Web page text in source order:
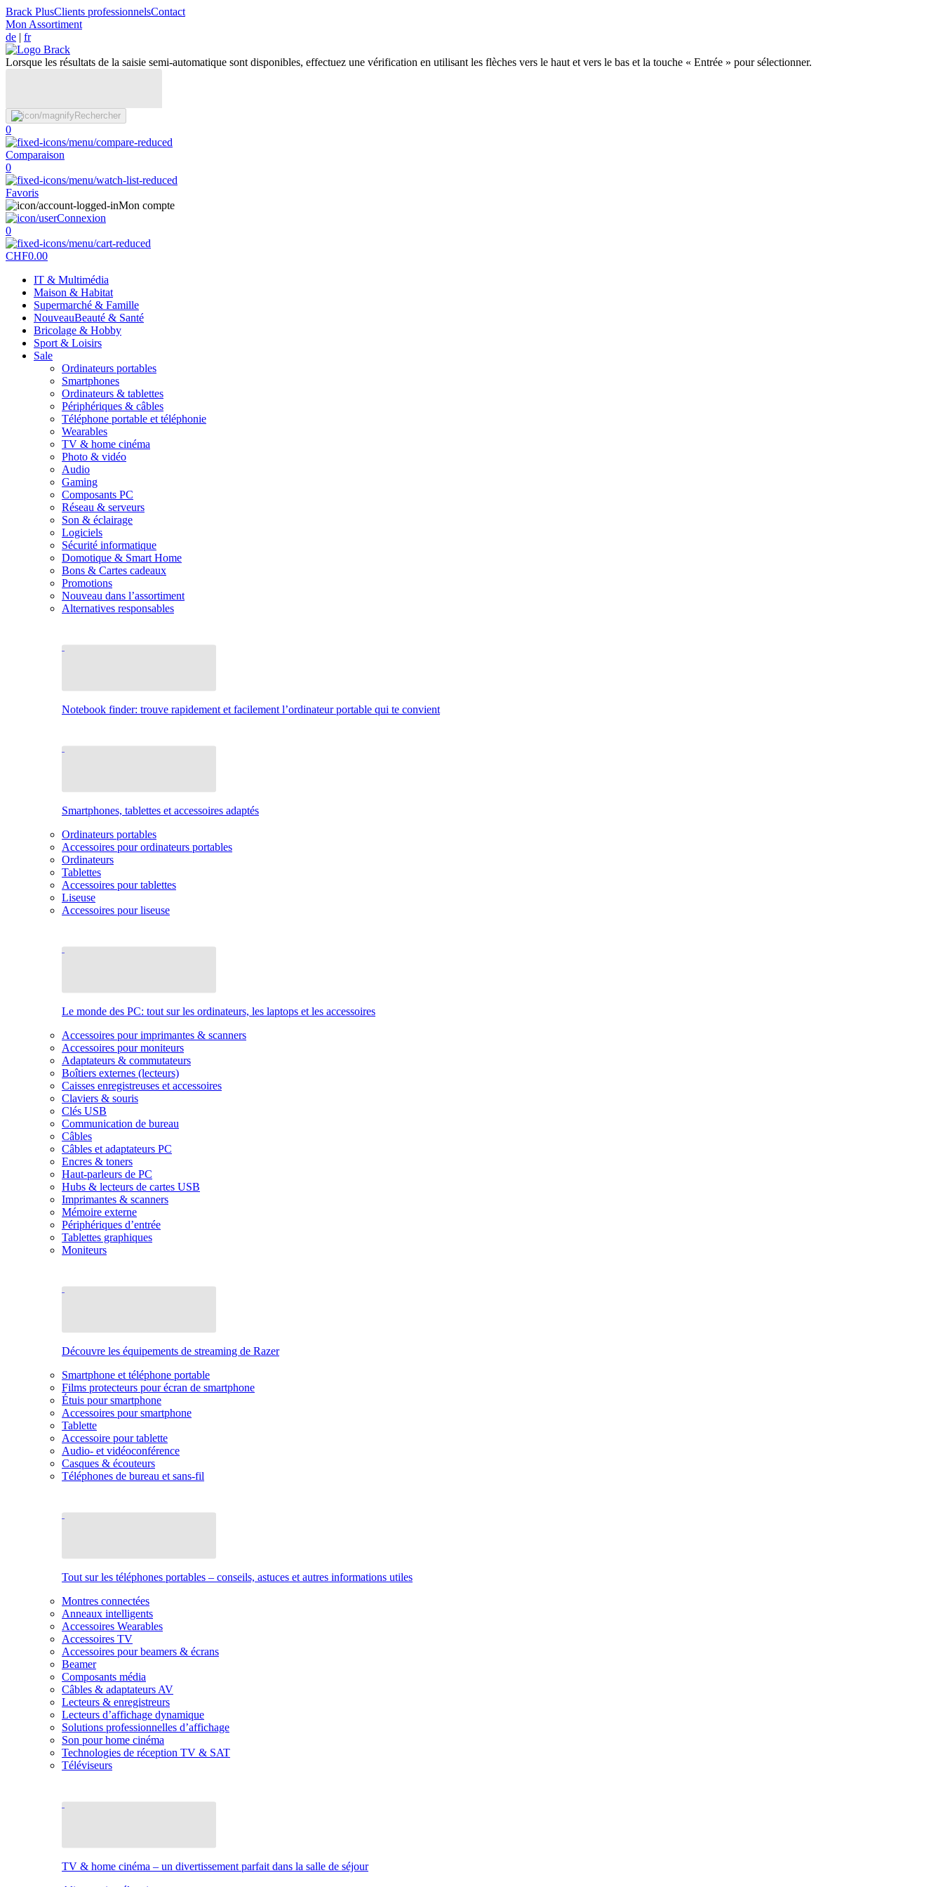
Brack PlusClients professionnelsContact
Mon Assortiment
de | fr
Lorsque les résultats de la saisie semi-automatique sont disponibles, effectuez une vérification en utilisant les flèches vers le haut et vers le bas et la touche « Entrée » pour sélectionner.
Rechercher
0
Comparaison
0
Favoris
Mon compte
Connexion
0
CHF0.00
IT & Multimédia
Maison & Habitat
Supermarché & Famille
NouveauBeauté & Santé
Bricolage & Hobby
Sport & Loisirs
Sale
Ordinateurs portables
Smartphones
Ordinateurs & tablettes
Périphériques & câbles
Téléphone portable et téléphonie
Wearables
TV & home cinéma
Photo & vidéo
Audio
Gaming
Composants PC
Réseau & serveurs
Son & éclairage
Logiciels
Sécurité informatique
Domotique & Smart Home
Bons & Cartes cadeaux
Promotions
Nouveau dans l’assortiment
Alternatives responsables
Notebook finder: trouve rapidement et facilement l’ordinateur portable qui te convient
Smartphones, tablettes et accessoires adaptés
Ordinateurs portables
Accessoires pour ordinateurs portables
Ordinateurs
Tablettes
Accessoires pour tablettes
Liseuse
Accessoires pour liseuse
Le monde des PC: tout sur les ordinateurs, les laptops et les accessoires
Accessoires pour imprimantes & scanners
Accessoires pour moniteurs
Adaptateurs & commutateurs
Boîtiers externes (lecteurs)
Caisses enregistreuses et accessoires
Claviers & souris
Clés USB
Communication de bureau
Câbles
Câbles et adaptateurs PC
Encres & toners
Haut-parleurs de PC
Hubs & lecteurs de cartes USB
Imprimantes & scanners
Mémoire externe
Périphériques d’entrée
Tablettes graphiques
Moniteurs
Découvre les équipements de streaming de Razer
Smartphone et téléphone portable
Films protecteurs pour écran de smartphone
Étuis pour smartphone
Accessoires pour smartphone
Tablette
Accessoire pour tablette
Audio- et vidéoconférence
Casques & écouteurs
Téléphones de bureau et sans-fil
Tout sur les téléphones portables – conseils, astuces et autres informations utiles
Montres connectées
Anneaux intelligents
Accessoires Wearables
Accessoires TV
Accessoires pour beamers & écrans
Beamer
Composants média
Câbles & adaptateurs AV
Lecteurs & enregistreurs
Lecteurs d’affichage dynamique
Solutions professionnelles d’affichage
Son pour home cinéma
Technologies de réception TV & SAT
Téléviseurs
TV & home cinéma – un divertissement parfait dans la salle de séjour